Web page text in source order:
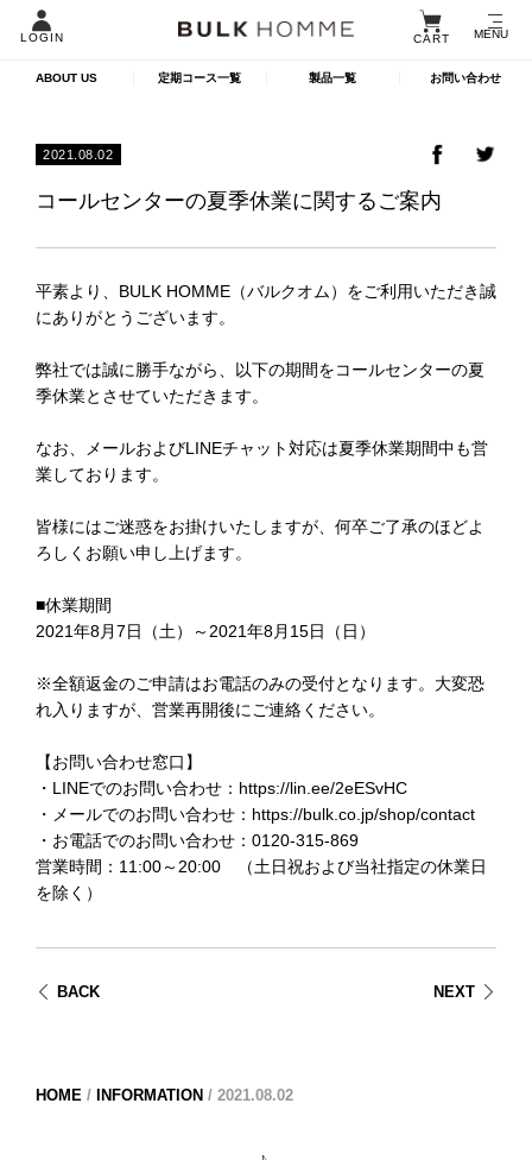
LOGIN CART MENU
ABOUT US 定期コース一覧 製品一覧 お問い合わせ
2021.08.02
コールセンターの夏季休業に関するご案内
平素より、BULK HOMME（バルクオム）をご利用いただき誠
にありがとうございます。
弊社では誠に勝手ながら、以下の期間をコールセンターの夏
季休業とさせていただきます。
なお、メールおよびLINEチャット対応は夏季休業期間中も営
業しております。
皆様にはご迷惑をお掛けいたしますが、何卒ご了承のほどよ
ろしくお願い申し上げます。
■休業期間
2021年8月7日（土）～2021年8月15日（日）
※全額返金のご申請はお電話のみの受付となります。大変恐
れ入りますが、営業再開後にご連絡ください。
【お問い合わせ窓口】
・LINEでのお問い合わせ： https://lin.ee/2eESvHC
・メールでのお問い合わせ： https://bulk.co.jp/shop/contact
・お電話でのお問い合わせ：0120-315-869
営業時間：11:00～20:00 （土日祝および当社指定の休業日
を除く）
BACK NEXT
HOME / INFORMATION / 2021.08.02